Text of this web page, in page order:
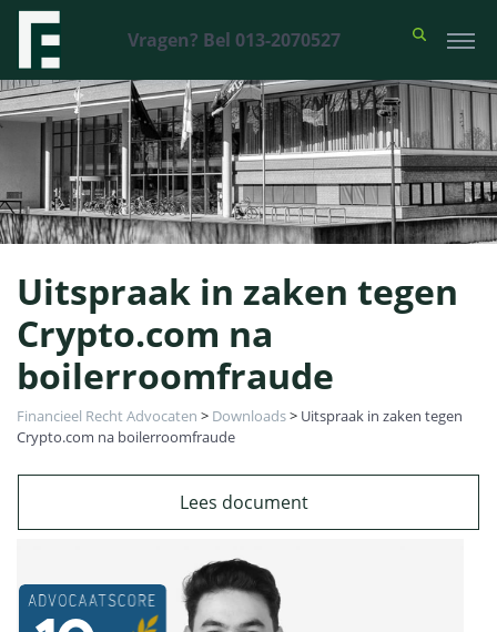
Vragen? Bel 013-2070527
Uitspraak in zaken tegen
Crypto.com na
boilerroomfraude
Financieel Recht Advocaten > Downloads> Uitspraak in zaken tegen
Crypto.com na boilerroomfraude
Lees document